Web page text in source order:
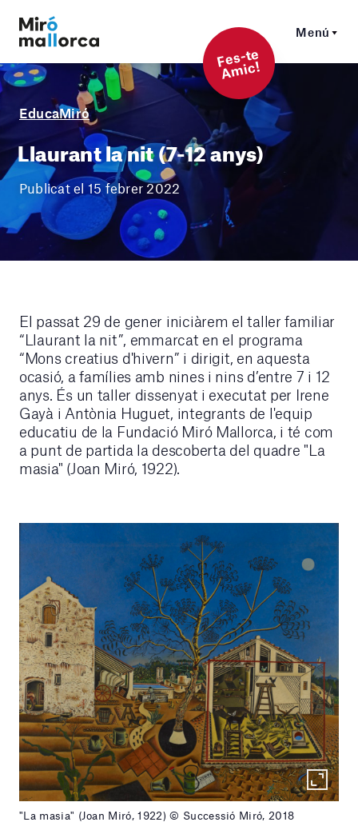
Menú
F
es-t
e
A
mi
c!
EducaMiró
Llaurant la nit (7-12 anys)
Publicat el 15 febrer 2022
El passat 29 de gener iniciàrem el taller familiar
“Llaurant la nit”, emmarcat en el programa
“Mons creatius d'hivern” i dirigit, en aquesta
ocasió, a famílies amb nines i nins d’entre 7 i 12
anys. És un taller dissenyat i executat per Irene
Gayà i Antònia Huguet, integrants de l'equip
educatiu de la Fundació Miró Mallorca, i té com
a punt de partida la descoberta del quadre "La
masia" (Joan Miró, 1922).
"La masia" (Joan Miró, 1922) © Successió Miró, 2018